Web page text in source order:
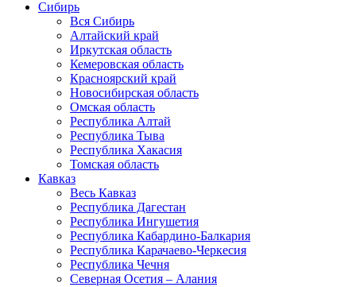
Сибирь
Вся Сибирь
Алтайский край
Иркутская область
Кемеровская область
Красноярский край
Новосибирская область
Омская область
Республика Алтай
Республика Тыва
Республика Хакасия
Томская область
Кавказ
Весь Кавказ
Республика Дагестан
Республика Ингушетия
Республика Кабардино-Балкария
Республика Карачаево-Черкесия
Республика Чечня
Северная Осетия – Алания